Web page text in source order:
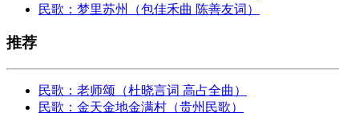
民歌：梦里苏州（包佳禾曲 陈善友词）
推荐
民歌：老师颂（杜晓言词 高占全曲）
民歌：金天金地金满村（贵州民歌）